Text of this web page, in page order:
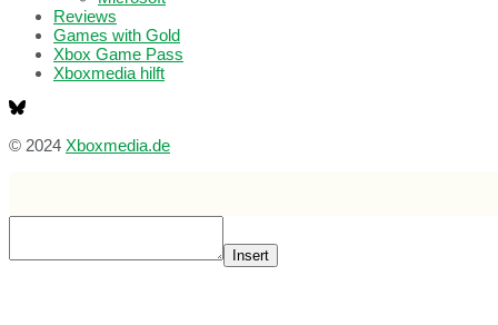
Reviews
Games with Gold
Xbox Game Pass
Xboxmedia hilft
© 2024 Xboxmedia.de
Insert